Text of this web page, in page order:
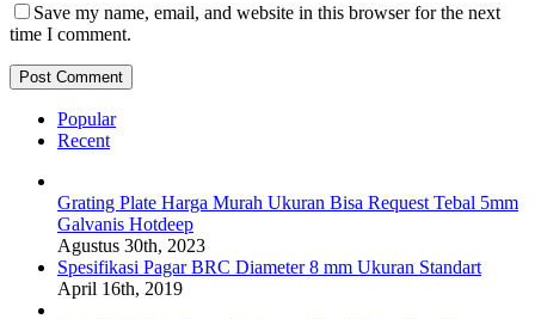
Save my name, email, and website in this browser for the next
time I comment.
Popular
Recent
Grating Plate Harga Murah Ukuran Bisa Request Tebal 5mm
Galvanis Hotdeep
Agustus 30th, 2023
Spesifikasi Pagar BRC Diameter 8 mm Ukuran Standart
April 16th, 2019